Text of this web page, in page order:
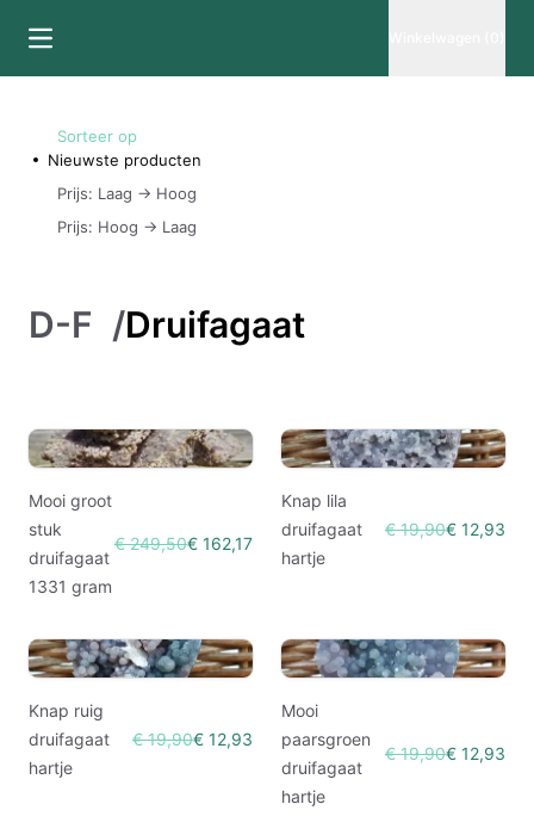
Sorteer op
Nieuwste producten
Prijs: Laag -> Hoog
Prijs: Hoog -> Laag
D-F /Druifagaat
Mooi groot
stuk
druifagaat
1331 gram
€ 249,50€ 162,17
Knap lila
druifagaat
hartje
€ 19,90€ 12,93
Knap ruig
druifagaat
hartje
€ 19,90€ 12,93
Mooi
paarsgroen
druifagaat
hartje
€ 19,90€ 12,93